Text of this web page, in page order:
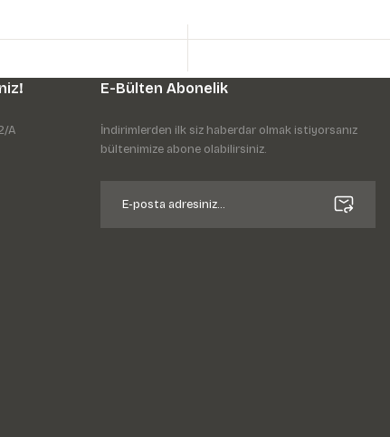
A
E-Bülten Abonelik
İndirimlerden ilk siz haberdar olmak istiyorsanız
bültenimize abone olabilirsiniz.